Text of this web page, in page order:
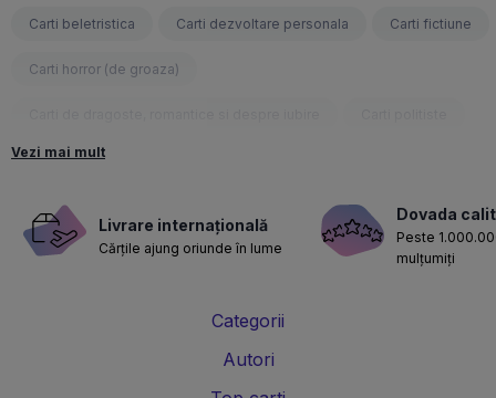
Carti beletristica Carti dezvoltare personala Carti fictiune
Carti horror (de groaza)
Carti fantasy
Carti nutritie, sanatate si de slabit Carti diete
Carti despre sarcina si nastere Carti educatie financiara
Vezi mai mult
Livrare internațională
Cărțile ajung oriunde în lume
Dovada
Peste
mulțumiți
Categorii
Autori